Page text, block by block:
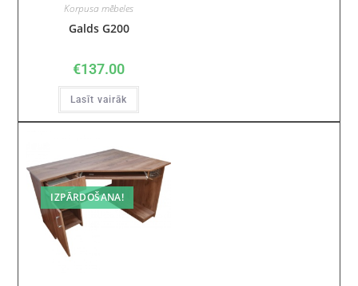
Korpusa mēbeles
Galds G200
€137.00
Lasīt vairāk
IZPĀRDOŠANA!